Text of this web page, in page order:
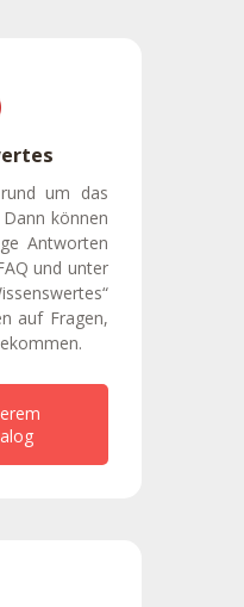
um das
können
Antworten
und unter
auf Fragen,